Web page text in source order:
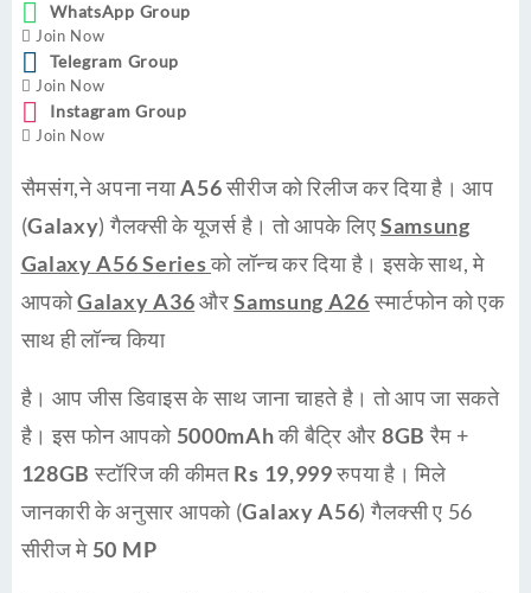
WhatsApp Group
Join Now
Telegram Group
Join Now
Instagram Group
Join Now
सैमसंग,ने अपना नयाA56 सीरीजको रिलीज कर दिया है। आप
(Galaxy) गैलक्सी केयूजर्सहै। तो आपके लिएSamsung
Galaxy A56 Seriesको लॉन्च कर दिया है। इसके साथ, मे
आपकोGalaxy A36औरSamsung A26स्मार्टफोन को एक
साथ ही लॉन्च किया
है। आप जीस डिवाइस के साथ जाना चाहते है। तो आप जा सकते
है। इस फोन आपको 5000mAhकी बैट्रि और 8GB रैम +
128GBस्टॉरिज की कीमतRs 19,999रुपया है। मिले
जानकारी के अनुसार आपको (Galaxy A56) गैलक्सी ए 56
सीरीज मे 50 MP